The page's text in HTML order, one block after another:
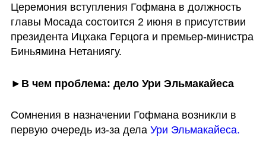
Церемония вступления Гофмана в должность
главы Мосада состоится 2 июня в присутствии
президента Ицхака Герцога и премьер-министра
Биньямина Нетаниягу.
►В чем проблема: дело Ури Эльмакайеса
Сомнения в назначении Гофмана возникли в
первую очередь из-за дела Ури Эльмакайеса.